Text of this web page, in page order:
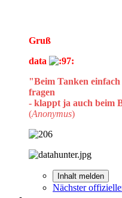
Gruß
data
"Beim Tanken
fragen
- klappt ja auch beim
(Anonymus)
Inhalt melden
Nächster